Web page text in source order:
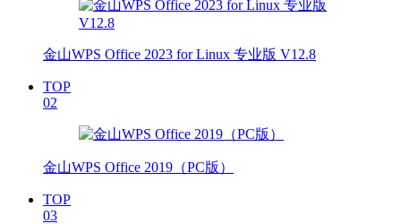
金山WPS Office 2023 for Linux 专业版 V12.8
TOP
02
金山WPS Office 2019（PC版）
TOP
03